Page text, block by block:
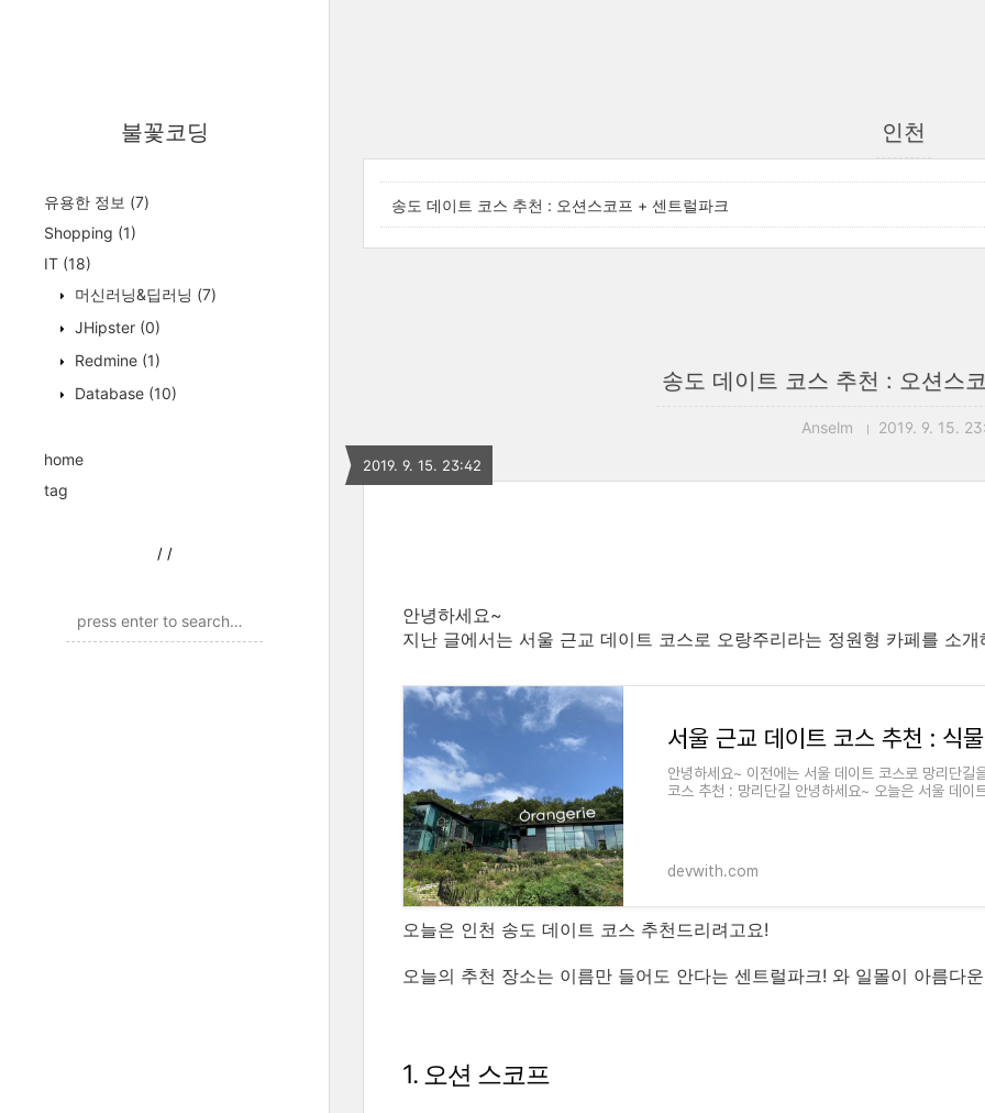
불꽃코딩
유용한 정보 (7)
Shopping (1)
IT (18)
머신러닝&딥러닝 (7)
JHipster (0)
Redmine (1)
Database (10)
home
tag
/ /
인천
송도 데이트 코스 추천 : 오션스코프 + 센트럴파크
송도 데이트 코스 추천 : 오션스
Anselm 2019. 9. 15.
2019. 9. 15. 23:42
안녕하세요~
지난 글에서는 서울 근교 데이트 코스로 오랑주리라는 정원형 카페를 소
안녕하세요~ 이전에는 서울 데이트 코스로 망리단길
코스 추천 : 망리단길 안녕하세요~ 오늘은 서울 데이
devwith.com
오늘은 인천 송도 데이트 코스 추천드리려고요!
오늘의 추천 장소는 이름만 들어도 안다는 센트럴파크! 와 일몰이 아름다
1. 오션 스코프